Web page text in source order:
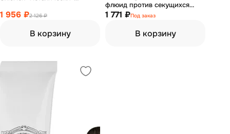
1 956 ₽2 126 ₽
В корзину
флюид против секущихся
кончиков 125 мл
1 771 ₽Под заказ
В корзину